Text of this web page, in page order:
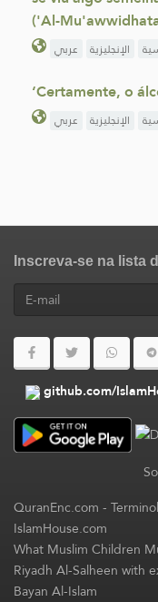
('Al-
عربي الإنجليزية
‘Certamente, o
عربي الإنجليزية
Inscreva-se na lista
github.com/
QuranEnc.com-
IslamHouse.com
What Muslim Children
Riyadh Al-Salheen with
Bayan Al-Islam